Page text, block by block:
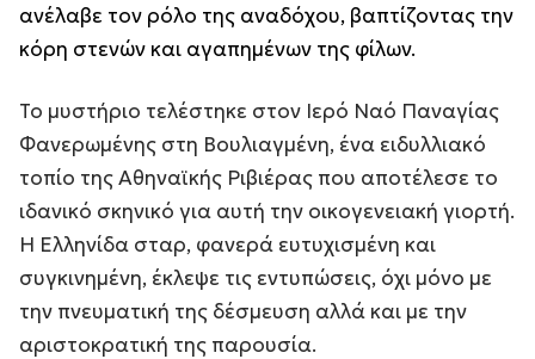
ανέλαβε τον ρόλο της αναδόχου, βαπτίζοντας την
κόρη στενών και αγαπημένων της φίλων.
Το μυστήριο τελέστηκε στον Ιερό Ναό Παναγίας
Φανερωμένης στη Βουλιαγμένη, ένα ειδυλλιακό
τοπίο της Αθηναϊκής Ριβιέρας που αποτέλεσε το
ιδανικό σκηνικό για αυτή την οικογενειακή γιορτή.
Η Ελληνίδα σταρ, φανερά ευτυχισμένη και
συγκινημένη, έκλεψε τις εντυπώσεις, όχι μόνο με
την πνευματική της δέσμευση αλλά και με την
αριστοκρατική της παρουσία.